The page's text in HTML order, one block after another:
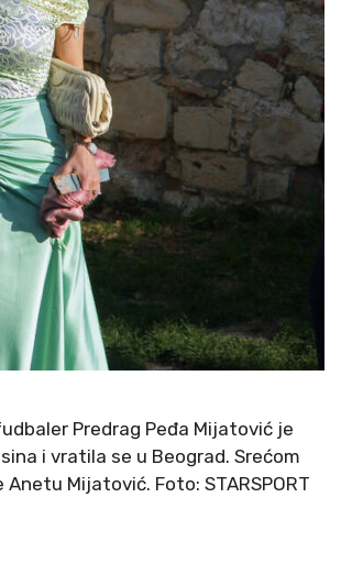
Predrag Peđa Mijatović je
i vratila se u Beograd. Srećom
Mijatović. Foto: STARSPORT